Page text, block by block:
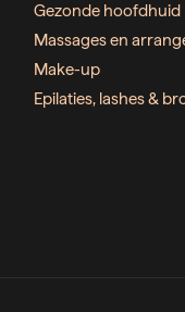
Gezonde hoofdhuid
Massages en
Make-up
Epilaties, lashes &